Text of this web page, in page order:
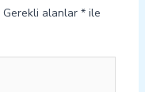
Gerekli alanlar *ile